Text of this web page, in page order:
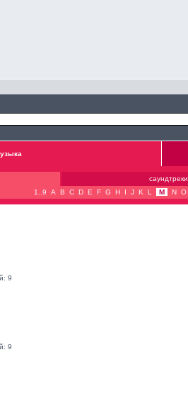
саундтреки
1..9
A B C D E F G H I J K L M N O
9
9